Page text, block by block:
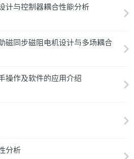
计与控制器耦合性能分析
磁同步磁阻电机设计与多场耦合
操作及软件的应用介绍
分析